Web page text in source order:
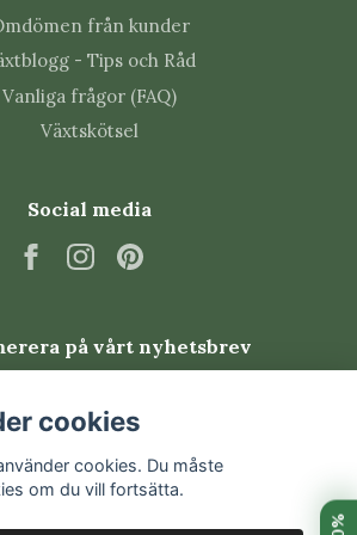
lätt kan ruttna.
drabbas av trips, spinnkvalster och
toppar regelbundet.
om
purpurea
lättskött?
och är lätt att föröka, men blir
från kunder
- Tips och Råd
Vanliga frågor (FAQ)
Växtskötsel
Social media
på vårt nyhetsbrev
cookies
cookies. Du måste
om du vill fortsätta.